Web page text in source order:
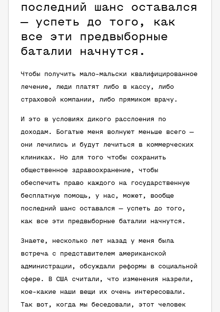
последний шанс оставался
— успеть до того, как
все эти предвыборные
баталии начнутся.
Чтобы получить мало-мальски квалифицированное
лечение, люди платят либо в кассу, либо
страховой компании, либо прямиком врачу.
И это в условиях дикого расслоения по
доходам. Богатые меня волнуют меньше всего —
они лечились и будут лечиться в коммерческих
клиниках. Но для того чтобы сохранить
общественное здравоохранение, чтобы
обеспечить право каждого на государственную
бесплатную помощь, у нас, может, вообще
последний шанс оставался — успеть до того,
как все эти предвыборные баталии начнутся.
Знаете, несколько лет назад у меня была
встреча с представителем американской
администрации, обсуждали реформы в социальной
сфере. В США считали, что изменения назрели,
кое-какие наши вещи их очень интересовали.
Так вот, когда мы беседовали, этот человек